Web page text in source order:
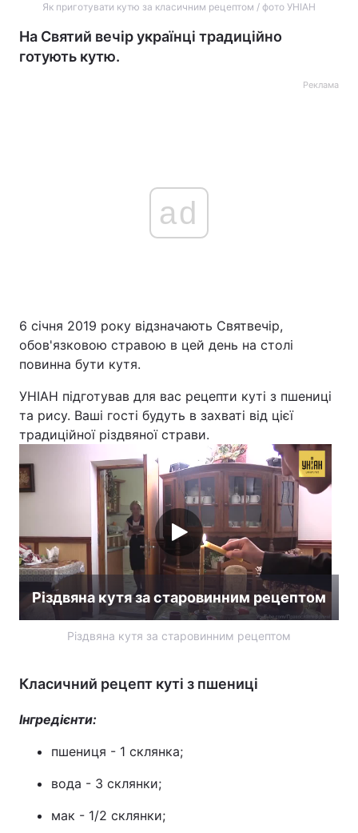
Як приготувати кутю за класичним рецептом / фото УНІАН
На Святий вечір українці традиційно
готують кутю.
Реклама
ad
6 січня 2019 року відзначають Святвечір,
обов'язковою стравою в цей день на столі
повинна бути кутя.
УНІАН підготував для вас рецепти куті з пшениці
та рису. Ваші гості будуть в захваті від цієї
традиційної різдвяної страви.
Різдвяна кутя за старовинним рецептом
Різдвяна кутя за старовинним рецептом
Класичний рецепт куті з пшениці
Інгредієнти:
пшениця - 1 склянка;
вода - 3 склянки;
мак - 1/2 склянки;